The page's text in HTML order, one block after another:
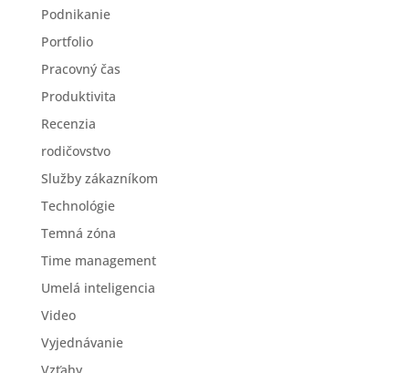
Podnikanie
Portfolio
Pracovný čas
Produktivita
Recenzia
rodičovstvo
Služby zákazníkom
Technológie
Temná zóna
Time management
Umelá inteligencia
Video
Vyjednávanie